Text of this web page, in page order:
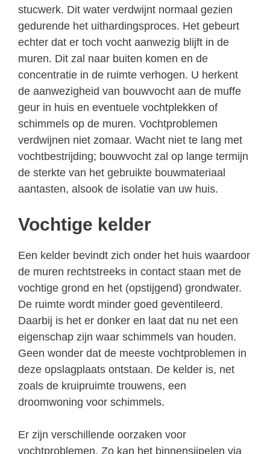
stucwerk. Dit water verdwijnt normaal gezien
gedurende het uithardingsproces. Het gebeurt
echter dat er toch vocht aanwezig blijft in de
muren. Dit zal naar buiten komen en de
concentratie in de ruimte verhogen. U herkent
de aanwezigheid van bouwvocht aan de muffe
geur in huis en eventuele vochtplekken of
schimmels op de muren. Vochtproblemen
verdwijnen niet zomaar. Wacht niet te lang met
vochtbestrijding; bouwvocht zal op lange termijn
de sterkte van het gebruikte bouwmateriaal
aantasten, alsook de isolatie van uw huis.
Vochtige kelder
Een kelder bevindt zich onder het huis waardoor
de muren rechtstreeks in contact staan met de
vochtige grond en het (opstijgend) grondwater.
De ruimte wordt minder goed geventileerd.
Daarbij is het er donker en laat dat nu net een
eigenschap zijn waar schimmels van houden.
Geen wonder dat de meeste vochtproblemen in
deze opslagplaats ontstaan. De kelder is, net
zoals de kruipruimte trouwens, een
droomwoning voor schimmels.
Er zijn verschillende oorzaken voor
vochtproblemen. Zo kan het binnensijpelen via